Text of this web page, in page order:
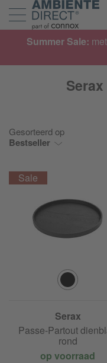
Navigatie uit- en
Summer Sale:
Gesorteerd op
Bestseller
Serax
Passe-Partout
rond
op voorraad